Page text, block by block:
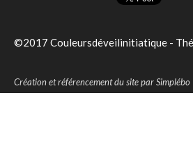
©2017 Couleursdéveilinitiatique -
Création et référencement du site par Simplébo